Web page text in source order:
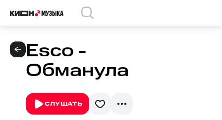
Esco -
Обманула
СЛУШАТЬ